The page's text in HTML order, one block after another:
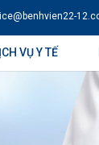
VỤ Y TẾ